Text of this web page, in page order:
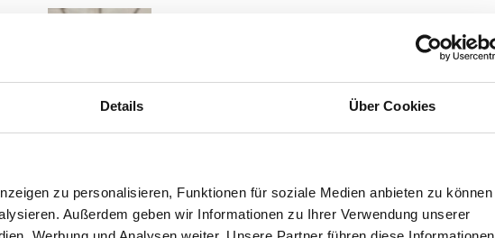
Details Über Cookies
zu personalisieren, Funktionen für soziale Medien anbieten zu können
Außerdem geben wir Informationen zu Ihrer Verwendung unserer
Nicole Stapf
Verwaltung